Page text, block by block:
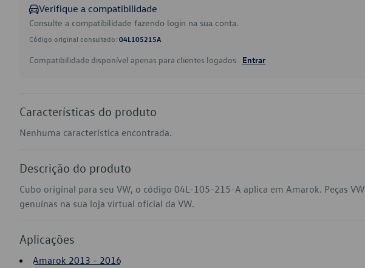
Verifique a compatibilidade
Consulte a compatibilidade fazendo login na sua conta.
Código original consultado: 04L105215A
Compatibilidade disponível apenas para clientes logados. Entrar
Características do produto
Nenhuma característica encontrada.
Descrição do produto
Cubo original para seu VW, o código 04L-105-215-A aplica em Amarok. Peças VW
genuínas na sua loja virtual oficial da VW.
Aplicações
Amarok 2013 - 2016